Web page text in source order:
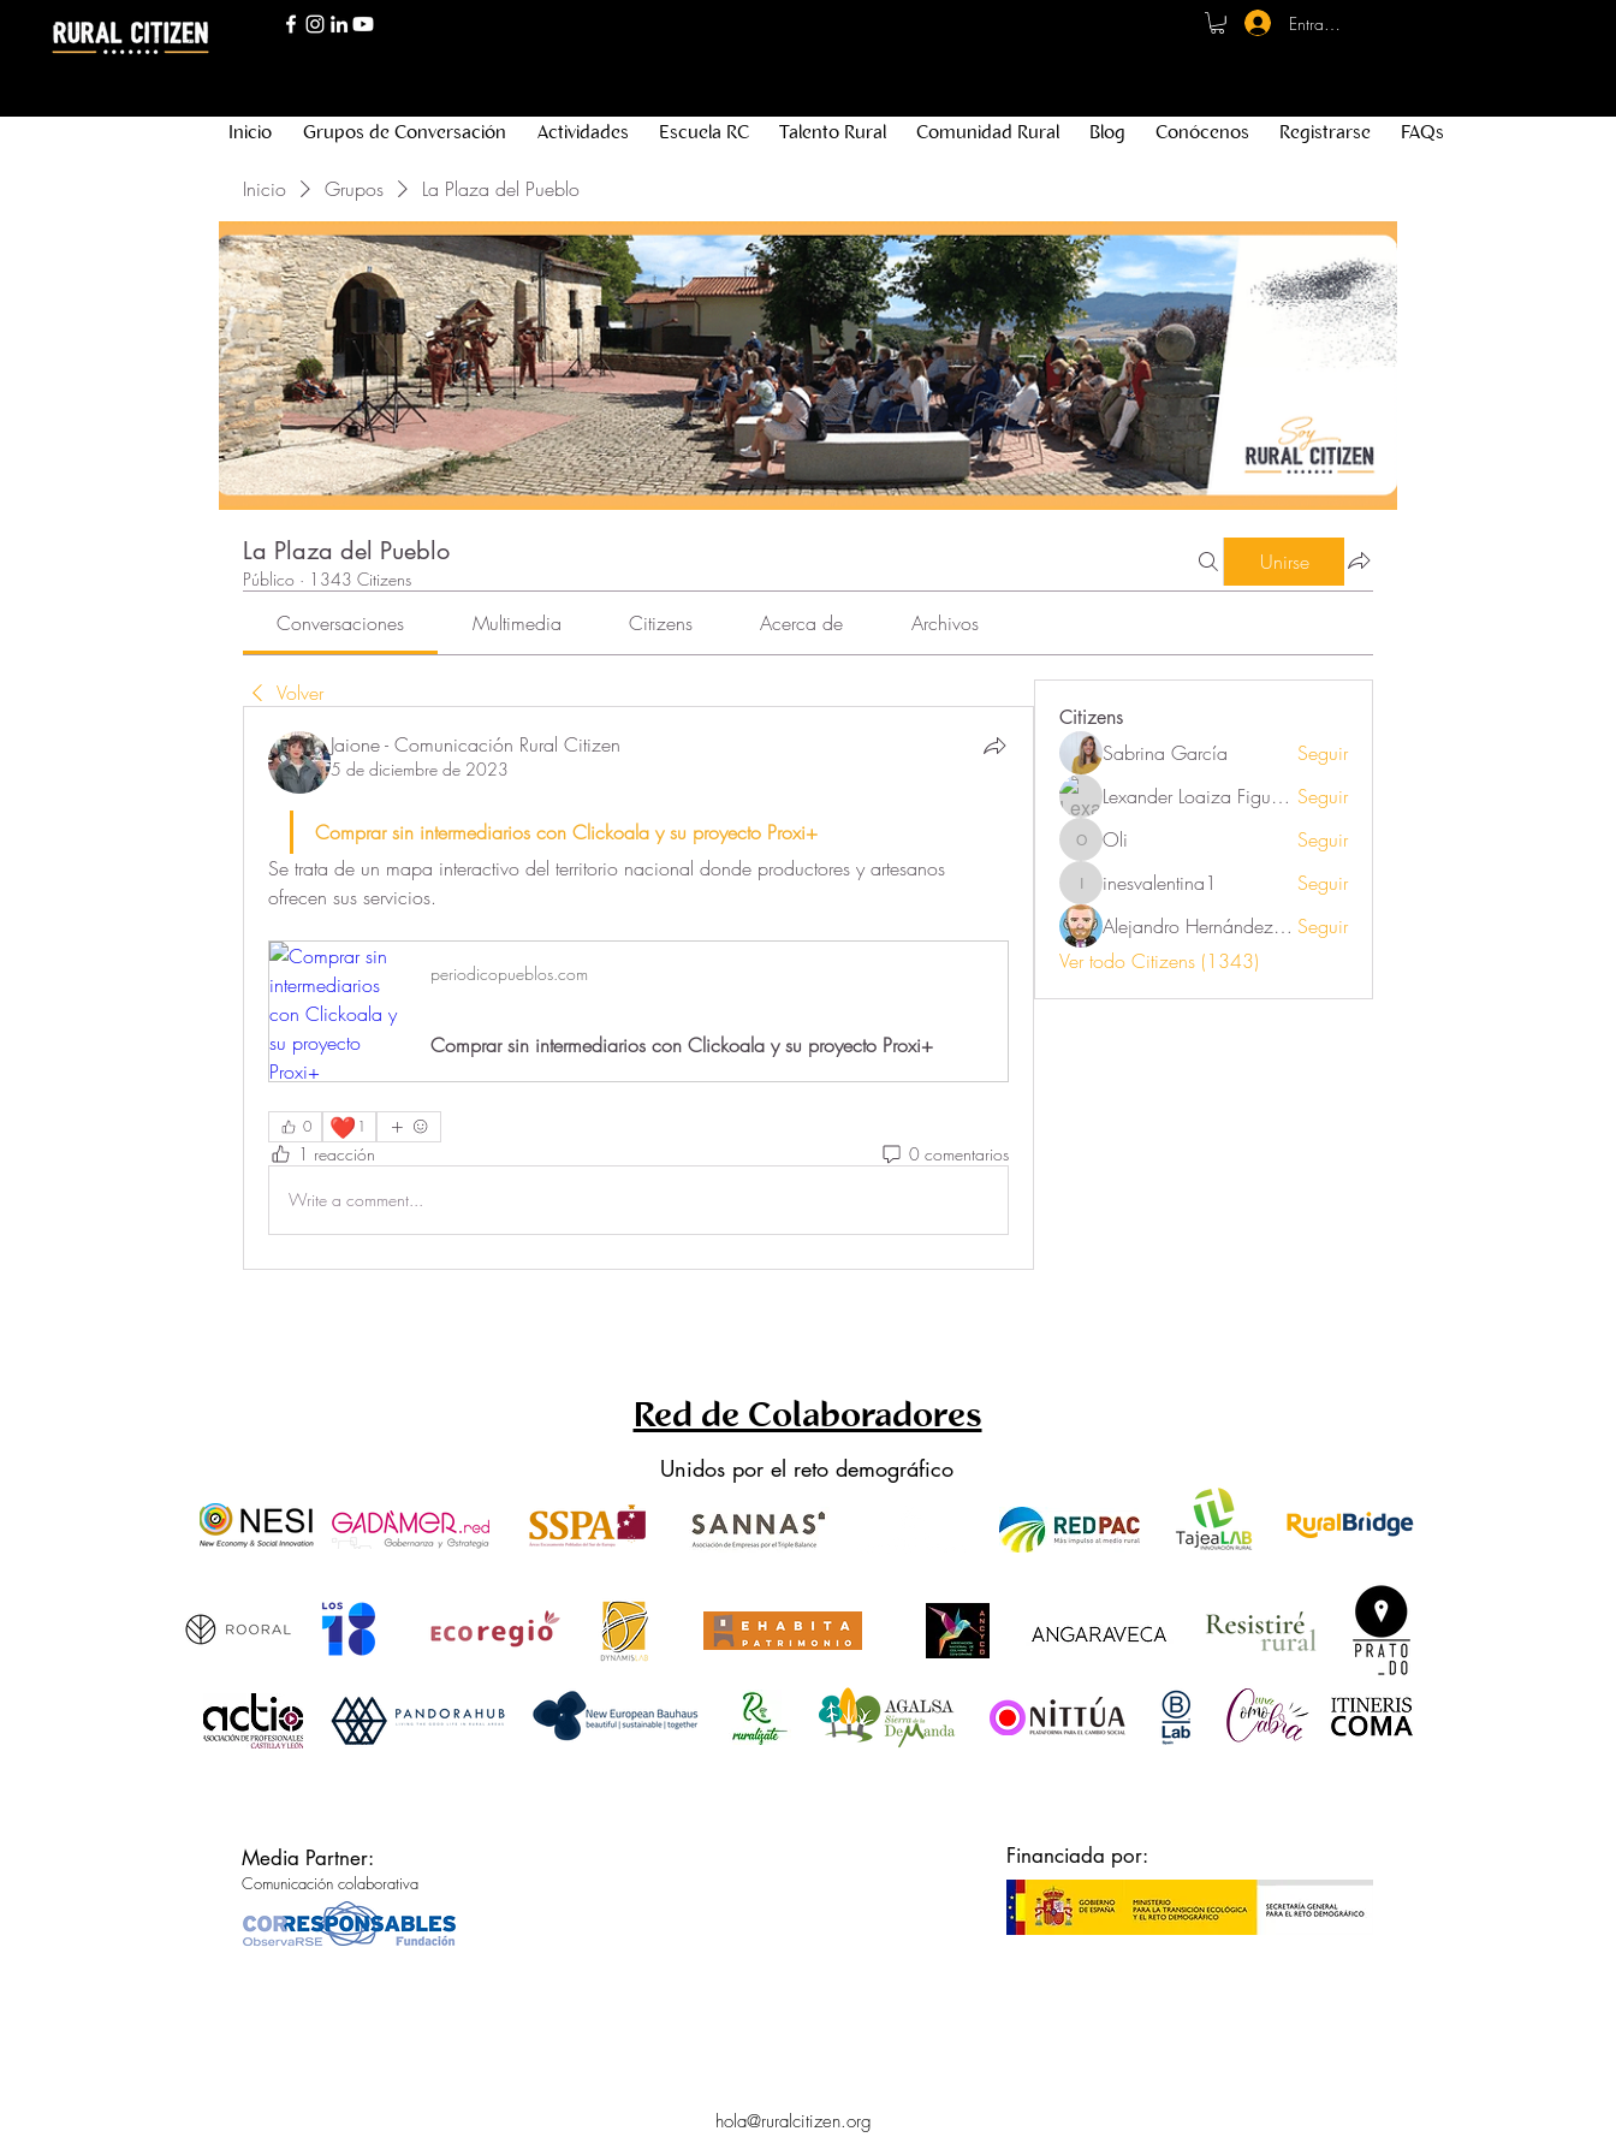
Entrar - Registro
Inicio Grupos de Conversación Actividades Escuela RC Talento Rural Comunidad Rural Blog Conócenos Registrarse FAQs
Inicio Grupos La Plaza del Pueblo
La Plaza del Pueblo
Público · 1343 Citizens
Unirse
Conversaciones Multimedia Citizens Acerca de Archivos
Volver
Jaione - Comunicación Rural Citizen
5 de diciembre de 2023
Comprar sin intermediarios con Clickoala y su proyecto Proxi+
Se trata de un mapa interactivo del territorio nacional donde productores y artesanos
ofrecen sus servicios.
periodicopueblos.com
Comprar sin intermediarios con Clickoala y su proyecto Proxi+
0 ❤️ 1
1 reacción 0 comentarios
Write a comment...
Citizens
Sabrina García
Seguir
Lexander Loaiza Figueroa Seguir
Oli Oli Seguir
inesvalentina1
inesvalentina1
Seguir
Alejandro Hernández Renner Seguir
Ver todo Citizens (1343)
Red de Colaboradores
Unidos por el reto demográfico
Media Partner:
Comunicación colaborativa
Financiada por:
hola@ruralcitizen.org